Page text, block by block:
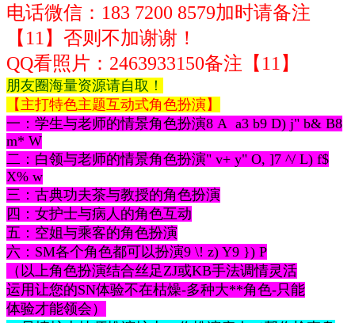
电话微信： 183 7200 8579加时请备注
【11】否则不加谢谢！
QQ看照片：2463933150备注【11】
朋友圈海量资源请自取！
【主打特色主题互动式角色扮演】
一：学生与老师的情景角色扮演8 A a3 b9 D) j" b& B8
m* W
二：白领与老师的情景角色扮演" v+ y" O, ]7 ^/ L) f$
X% w
三：古典功夫茶与教授的角色扮演
四：女护士与病人的角色互动
五：空姐与乘客的角色扮演
六：SM各个角色都可以扮演9 \! z) Y9 }) P
（以上角色扮演结合丝足ZJ或KB手法调情灵活
运用让您的SN体验不在枯燥-多种大**角色-只能
体验才能领会）